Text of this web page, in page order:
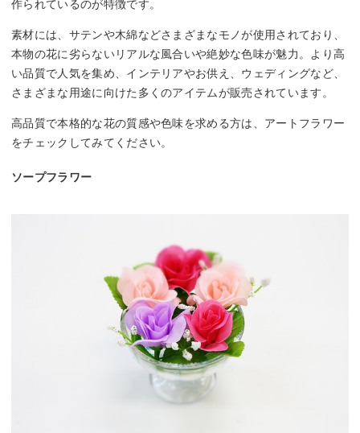
作られているのが特徴です。
素材には、サテンや木綿などさまざまなモノが使用されており、
本物の花に劣らないリアルな風合いや絶妙な色味が魅力。より高
い品質で人気を集め、インテリアやお供え、ウェディングなど、
さまざまな用途に向けた多くのアイテムが販売されています。
高品質で本格的な花の質感や色味を求める方は、アートフラワー
をチェックしてみてください。
ソープフラワー